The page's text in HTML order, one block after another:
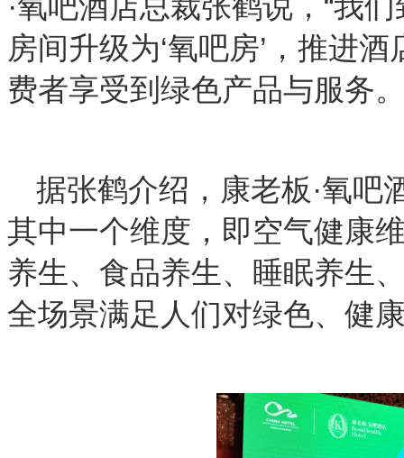
房间升级为‘氧吧房’，推进
费者享受到绿色产品与服务
据张鹤介绍，康老板·氧吧
其中一个维度，即空气健康
养生、食品养生、睡眠养生
全场景满足人们对绿色、健